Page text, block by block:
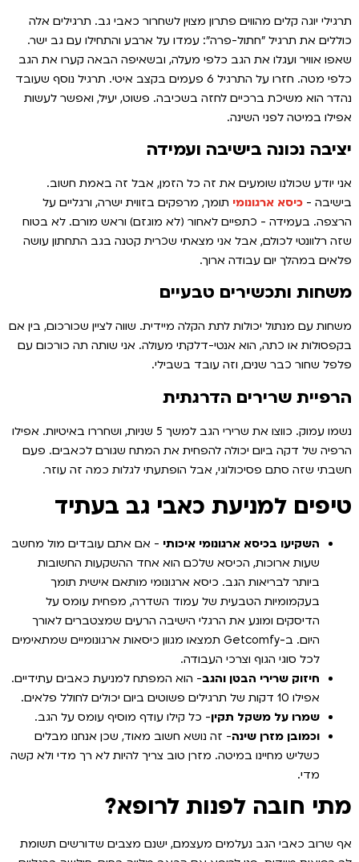
תרגילי יוגה קלים מהווים פתרון מצוין לשחרור כאבי גב. תרגילים אלה
כוללים את תרגיל "חתול-פרה": עמדו על ארבע והתחילו עם גב ישר.
שאפו אוויר ועגלו את הגב כלפי מעלה, ובשאיפה הבאה קערו את הגב
כלפי מטה. חזרו על התרגיל 6 פעמים בקצב איטי. תרגיל נוסף שעובד
נהדר הוא משיכת ברכיים לחזה בשכיבה. פשוט, יעיל, ואפשר לעשות
אפילו במיטה לפני השינה.
יציבה נכונה בישיבה ועמידה
אני יודע שכולנו שומעים את זה כל הזמן, אבל זה באמת חשוב.
בישיבה -כיסא ארגונומי תומך, מרפקים בזווית ישרה, ורגליים על
הרצפה. בעמידה - כתפיים לאחור (לא מוגזם) וראש מורם. לא בטוח
שזה רלוונטי לכולם, אבל אני מצאתי שכרית קטנה בגב התחתון עושה
פלאים במהלך יום עבודה ארוך.
משחות ותכשירים טבעיים
משחות עם מנתול יכולות לתת הקלה מיידית. שווה לציין שכורכום, בין אם
בקפסולות או כתה, הוא אנטי-דלקתי מעולה. אני שותה תה כורכום עם
פלפל שחור כבר שנים, וזה עובד בשבילי.
הרפיית שרירים הדרגתית
נשמו עמוק. כווצו את שרירי הגב למשך 5 שניות, ושחררו באיטיות. אפילו
הרפיה של דקה ביום יכולה להפחית את המתח שגורם לכאבים. פעם
חשבתי שזה סתם פסיכולוגי, אבל הופתעתי לגלות כמה זה עוזר.
טיפים למניעת כאבי גב בעתיד
השקיעו בכיסא ארגונומי איכותי - אם אתם עובדים מול מחשב
שעות ארוכות, הכיסא שלכם הוא אחד ההשקעות החשובות
ביותר לבריאות הגב. כיסא ארגונומי מותאם אישית תומך
בעקמומיות הטבעית של עמוד השדרה, מפחית עומס על
הדיסקים ומונע את הרגלי הישיבה הרעים שמצטברים לאורך
היום. ב-Getcomfy תמצאו מגוון כיסאות ארגונומיים שמתאימים
לכל סוגי הגוף וצרכי העבודה.
חיזוק שרירי הבטן והגב- הוא המפתח למניעת כאבים עתידיים.
אפילו 10 דקות של תרגילים פשוטים ביום יכולים לחולל פלאים.
שמרו על משקל תקין- כל קילו עודף מוסיף עומס על הגב.
וכמובן מזרן שינה- זה נושא חשוב מאוד, שכן אנחנו מבלים
כשליש מחיינו במיטה. מזרן טוב צריך להיות לא רך מדי ולא קשה
מדי.
מתי חובה לפנות לרופא?
אף שרוב כאבי הגב נעלמים מעצמם, ישנם מצבים שדורשים תשומת